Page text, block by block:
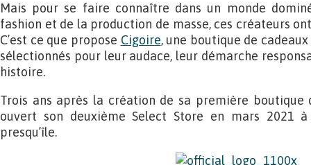
Mais pour se faire connaître dans un monde
fashion et de la production de masse, ces créateurs
C’est ce que propose Cigoire, une boutique de
sélectionnés pour leur audace, leur démarche
histoire.
Trois ans après la création de sa première boutique
ouvert son deuxième Select Store en mars 2021
presqu’île.